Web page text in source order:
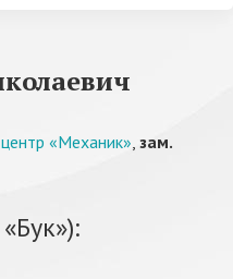
«Механик», зам.